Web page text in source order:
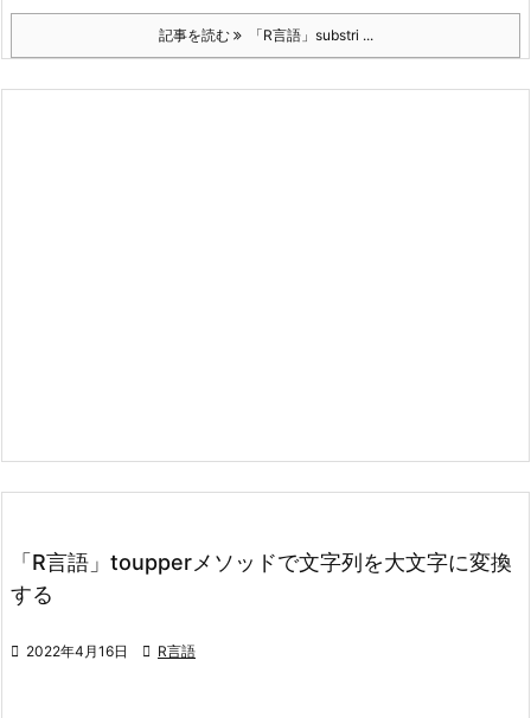
記事を読む 「R言語」substri ...
「R言語」toupperメソッドで文字列を大文字に変換
する
 2022年4月16日  R言語